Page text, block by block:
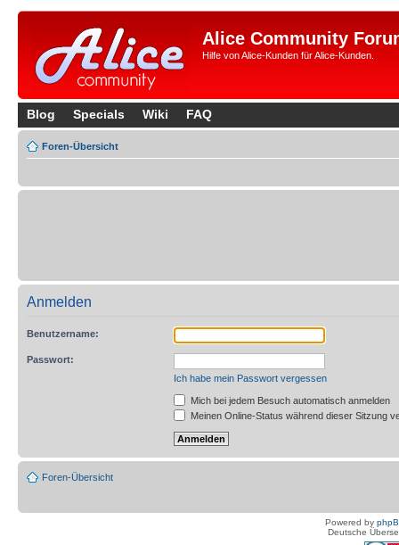
Alice Community
Hilfe von Alice-Kunden für Alice-Kunden.
Blog Specials Wiki FAQ
Foren-Übersicht
Anmelden
Benutzername:
Passwort:
Ich habe mein Passwort vergessen
Mich bei jedem Besuch automatisch anmelden
Meinen Online-Status während dieser Sitzung
Foren-Übersicht
Powered by
Deutsche